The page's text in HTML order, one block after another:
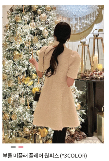
부클 머플러 플레어 원피스 (*3COLOR)